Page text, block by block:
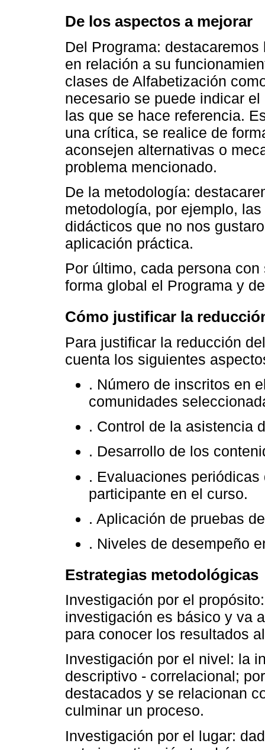
De los aspectos a mejorar
Del Programa:
en relación a su
clases de Alfabetización
necesario se puede indicar
las que se hace referencia.
una crítica, se realice de
aconsejen alternativas o
problema mencionado.
De la metodología:
metodología, por ejemplo,
didácticos que no nos
aplicación práctica.
Por último, cada persona
forma global el Programa y
Cómo justificar la
Para justificar la reducción
cuenta los siguientes
. Número de inscritos en
comunidades
. Control de la asistencia
. Desarrollo de los
. Evaluaciones
participante en el curso.
. Aplicación de pruebas
. Niveles de desempeño
Estrategias metodológicas
Investigación por el
investigación es básico y va
para conocer los resultados
Investigación por el nivel: la
descriptivo - correlacional;
destacados y se relacionan
culminar un proceso.
Investigación por el lugar: